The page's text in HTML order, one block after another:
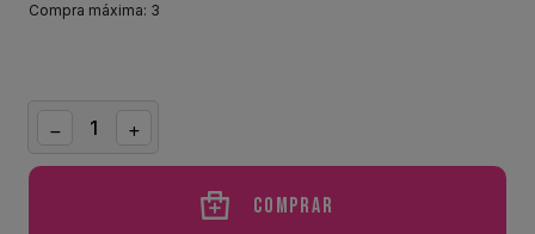
Compra máxima: 3
Comprar